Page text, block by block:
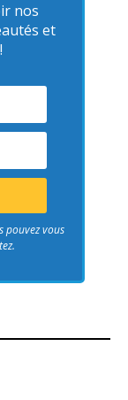
nos
et
pouvez vous